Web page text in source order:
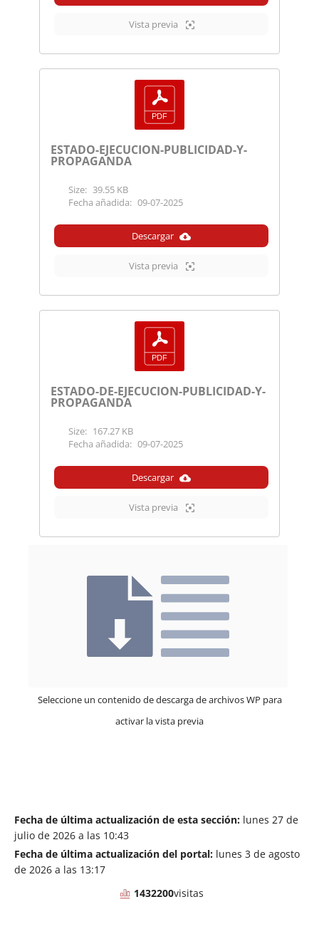
Vista previa
ESTADO-EJECUCION-PUBLICIDAD-Y-
PROPAGANDA
Size: 39.55 KB
Fecha añadida: 09-07-2025
Descargar
Vista previa
ESTADO-DE-EJECUCION-PUBLICIDAD-Y-
PROPAGANDA
Size: 167.27 KB
Fecha añadida: 09-07-2025
Descargar
Vista previa
Seleccione un contenido de descarga de archivos WP para
activar la vista previa
Fecha de última actualización de esta sección: lunes 27 de
julio de 2026 a las 10:43
Fecha de última actualización del portal: lunes 3 de agosto
de 2026 a las 13:17
1432200visitas